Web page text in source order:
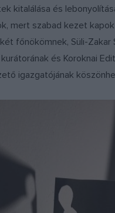
kitalálása és
mert szabad kezet
főnökömnek, Süli-Zakar
és Koroknai
igazgatójának